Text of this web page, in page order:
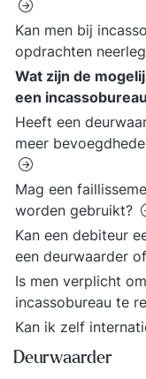
Kan men bij
opdrachten
Wat zijn de
een
Heeft een
meer
Mag een
worden gebruikt?
Kan een debiteur
een deurwaarder
Is men verplicht
incassobureau te
Kan ik zelf
Deurwaarder